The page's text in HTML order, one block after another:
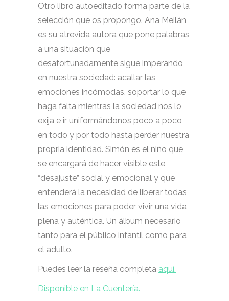
Otro libro autoeditado forma parte de la
selección que os propongo. Ana Meilán
es su atrevida autora que pone palabras
a una situación que
desafortunadamente sigue imperando
en nuestra sociedad: acallar las
emociones incómodas, soportar lo que
haga falta mientras la sociedad nos lo
exija e ir uniformándonos poco a poco
en todo y por todo hasta perder nuestra
propria identidad. Simón es el niño que
se encargará de hacer visible este
“desajuste” social y emocional y que
entenderá la necesidad de liberar todas
las emociones para poder vivir una vida
plena y auténtica. Un álbum necesario
tanto para el público infantil como para
el adulto.
Puedes leer la reseña completa aquí.
Disponible en La Cuentería.